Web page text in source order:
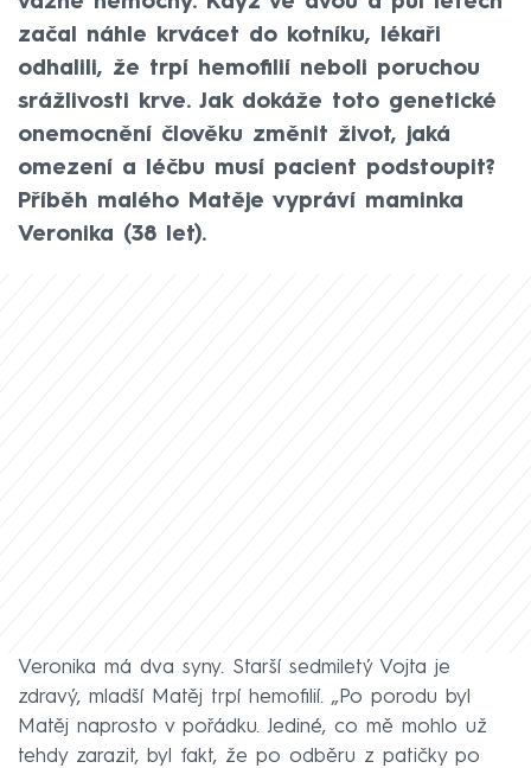
začal náhle krvácet do kotníku, lékaři
odhalili, že trpí hemofilií neboli poruchou
srážlivosti krve. Jak dokáže toto genetické
onemocnění člověku změnit život, jaká
omezení a léčbu musí pacient podstoupit?
Příběh malého Matěje vypráví maminka
Veronika (38 let).
Veronika má dva syny. Starší sedmiletý Vojta je
zdravý, mladší Matěj trpí hemofilií. „Po porodu byl
Matěj naprosto v pořádku. Jediné, co mě mohlo už
tehdy zarazit, byl fakt, že po odběru z patičky po